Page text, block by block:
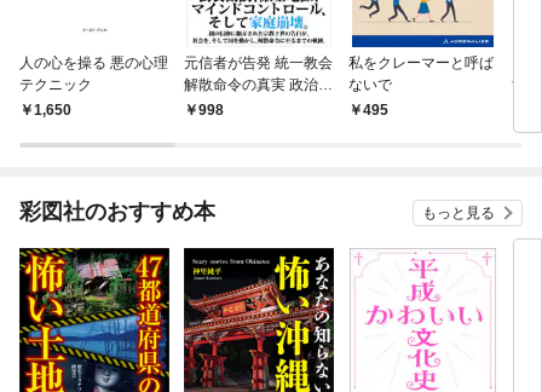
人の心を操る 悪の心理
テクニック
1,650
元信者が告発 統一教会
解散命令の真実 政治の
不作為がもたらした40
998
私をクレーマーと呼ば
ないで
495
す
彩図社のおすすめ本 もっと見る